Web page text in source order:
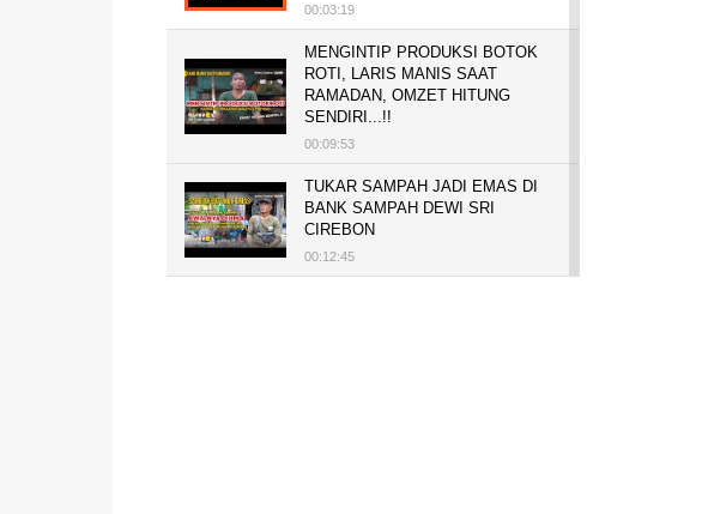
00:03:19
MENGINTIP PRODUKSI BOTOK
ROTI, LARIS MANIS SAAT
RAMADAN, OMZET HITUNG
SENDIRI...!!
00:09:53
TUKAR SAMPAH JADI EMAS DI
BANK SAMPAH DEWI SRI
CIREBON
00:12:45